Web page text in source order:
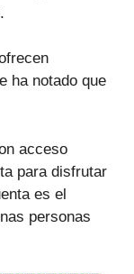
ha notado que
acceso
para disfrutar
es el
personas